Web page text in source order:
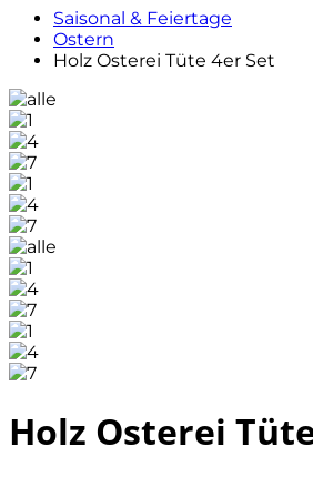
Saisonal & Feiertage
Ostern
Holz Osterei Tüte 4er Set
Holz Osterei